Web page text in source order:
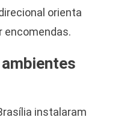
orienta
encomendas.
instalaram